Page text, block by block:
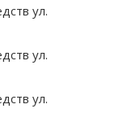
ул.
ул.
ул.